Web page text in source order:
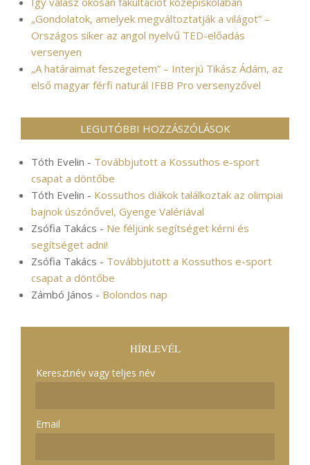
„Gondolatok, amelyek megváltoztatják a világot” –
Országos siker az angol nyelvű TED-előadás
versenyen
„A határaimat feszegetem” – Interjú Tikász Ádám, az
első magyar férfi naturál IFBB Pro versenyzővel
LEGUTÓBBI HOZZÁSZÓLÁSOK
Tóth Evelin - Továbbjutott a Kossuthos e-sport
csapat a döntőbe
Tóth Evelin - Kossuthos diákok találkoztak az olimpiai
bajnok úszónővel, Gyenge Valériával
Zsófia Takács - Ne féljünk segítséget kérni és
segítséget adni!
Zsófia Takács - Továbbjutott a Kossuthos e-sport
csapat a döntőbe
Zámbó János - Bolondos nap
HÍRLEVÉL
Keresztnév vagy teljes név
Email